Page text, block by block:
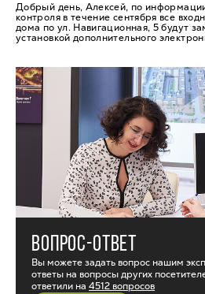
Добрый день, Алексей, по
контроля в течение сентября все
дома по ул. Навигационная, 5 будут
установкой дополнительного
ВОПРОС-ОТВЕТ
Вы можете задать вопрос нашим
ответы на вопросы других
ответили на 4512 вопросов